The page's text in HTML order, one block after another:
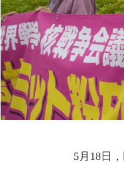
5月18日